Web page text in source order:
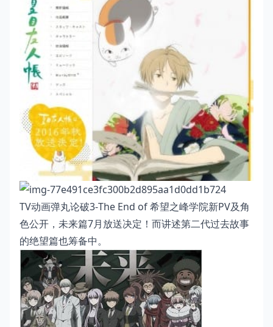
TV动画弹丸论破3-The End of 希望之峰学院新PV及角
色公开，未来篇7月放送决定！而讲述第二代过去故事
的绝望篇也筹备中。